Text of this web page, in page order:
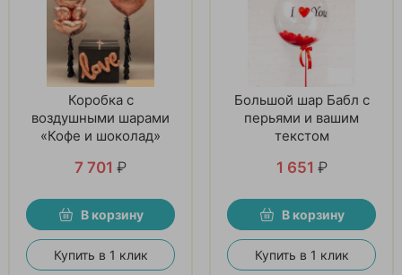
Коробка с
воздушными шарами
«Кофе и шоколад»
7 701 ₽
В корзину
Купить в 1 клик
Большой шар Бабл с
перьями и вашим
текстом
1 651 ₽
В корзину
Купить в 1 клик